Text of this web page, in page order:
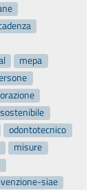
mepa
odontotecnico
misure
siae